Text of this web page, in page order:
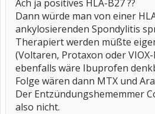
Ach ja positives HLA-B27 ??
Dann würde man von einer
ankylosierenden Spondylitis
Therapiert werden müßte
(Voltaren, Protaxon oder
ebenfalls wäre Ibuprofen
Folge wären dann MTX und
Der Entzündungshememmer
also nicht.